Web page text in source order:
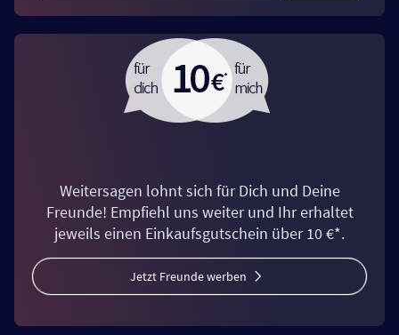
Weitersagen lohnt sich für Dich und Deine
Freunde! Empfiehl uns weiter und Ihr erhaltet
jeweils einen Einkaufsgutschein über 10 €*.
Jetzt Freunde werben